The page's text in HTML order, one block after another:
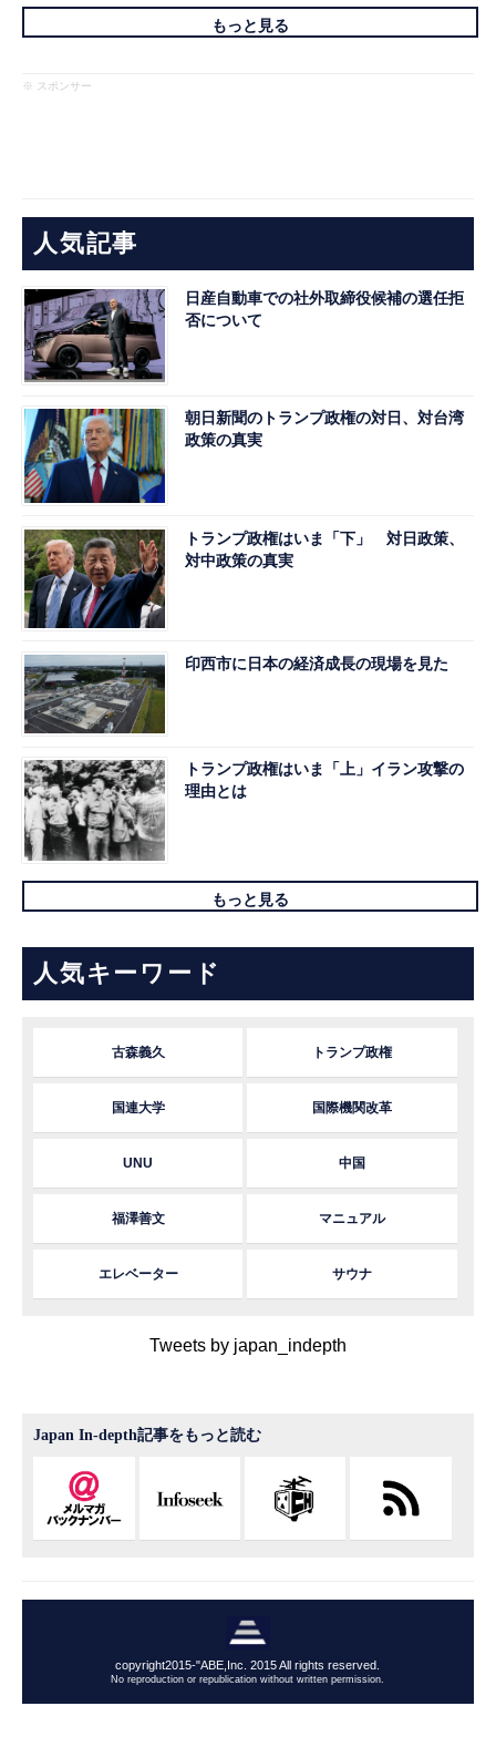
もっと見る
※ スポンサー
人気記事
日産自動車での社外取締役候補の選任拒
否について
朝日新聞のトランプ政権の対日、対台湾
政策の真実
トランプ政権はいま「下」 対日政策、
対中政策の真実
印西市に日本の経済成長の現場を見た
トランプ政権はいま「上」イラン攻撃の
理由とは
もっと見る
人気キーワード
古森義久 トランプ政権
国連大学 国際機関改革
UNU 中国
福澤善文 マニュアル
エレベーター サウナ
Tweets by japan_indepth
Japan In-depth記事をもっと読む
copyright2015-"ABE,Inc. 2015 All rights reserved.
No reproduction or republication without written permission.